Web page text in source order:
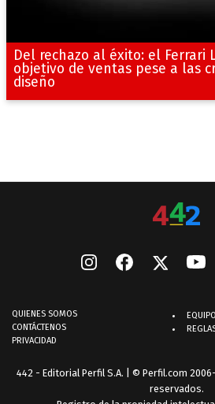
Del rechazo al éxito: el Ferrari
objetivo de ventas pese a las
diseño
QUIENES SOMOS
CONTÁCTENOS
PRIVACIDAD
EQUIPO
442 - Editorial Perfil S.A. | © Perfil.com
reservados.